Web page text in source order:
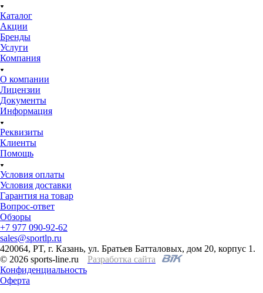
Каталог
Акции
Бренды
Услуги
Компания
О компании
Лицензии
Документы
Информация
Реквизиты
Клиенты
Помощь
Условия оплаты
Условия доставки
Гарантия на товар
Вопрос-ответ
Обзоры
+7 977 090-92-62
sales@sportlp.ru
420064, PT, г. Казань, ул. Братьев Батталовых, дом 20, корпус 1.
© 2026 sports-line.ru
Разработка сайта
Конфиденциальность
Оферта